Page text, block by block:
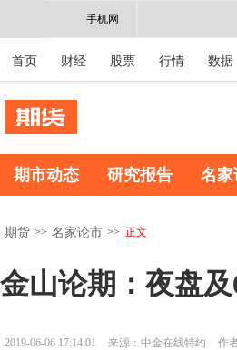
手机网
首页 财经 股票 行情 数据
期市动态 研究报告 名家
期货 >> 名家论市 >> 正文
金山论期：夜盘
2019-06-06 17:14:01 来源：中金在线特约 作